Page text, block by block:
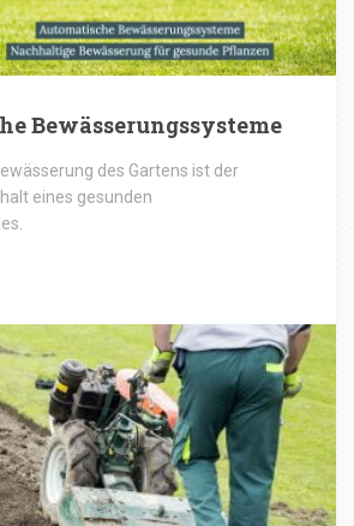
Bewässerungssysteme
des Gartens ist der
eines gesunden